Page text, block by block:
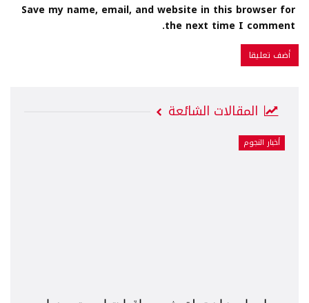
Save my name, email, and website in this browser for
the next time I comment.
المقالات الشائعة
أخبار النجوم